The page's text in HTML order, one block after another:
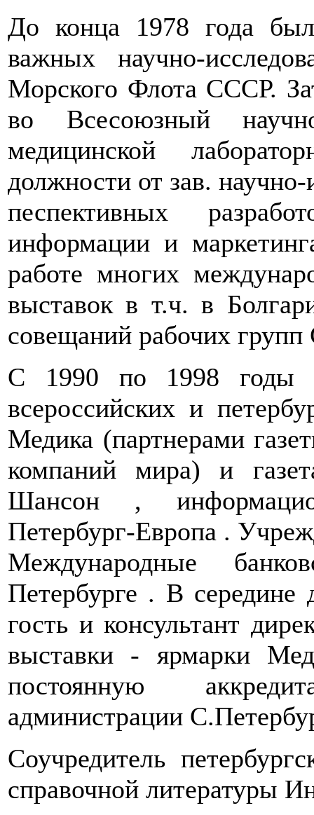
До конца 1978 года был
важных научно-
Морского Флота СССР.
во Всесоюзный научно-
медицинской
должности от зав. научно-
песпективных
информации и
работе многих
выставок в т.ч. в
совещаний рабочих
С 1990 по 1998 годы
всероссийских и
Медика (партнерами
компаний мира) и
Шансон ,
Петербург-Европа .
Международные
Петербурге . В середине
гость и консультант
выставки - ярмарки
постоянную
администрации
Соучредитель
справочной литературы